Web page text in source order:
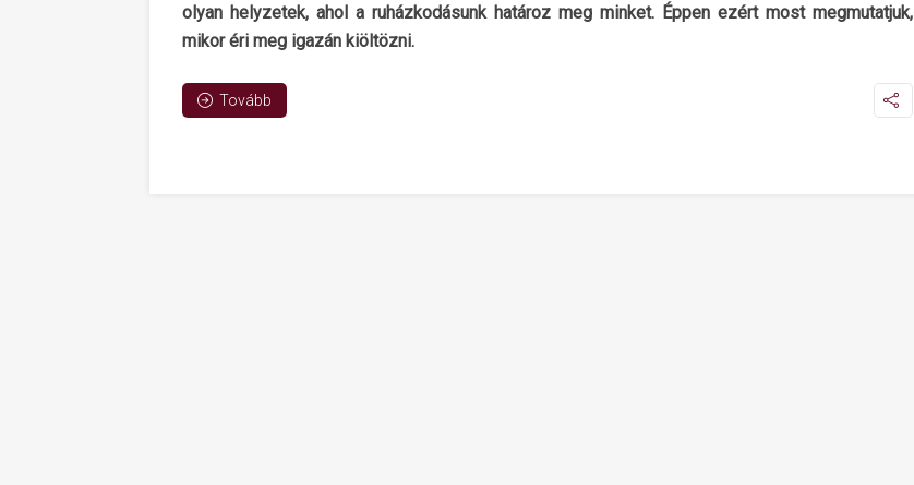
olyan helyzetek, ahol a ruházkodásunk határoz meg minket. Éppen ezért most megmutatjuk,
mikor éri meg igazán kiöltözni.
Tovább